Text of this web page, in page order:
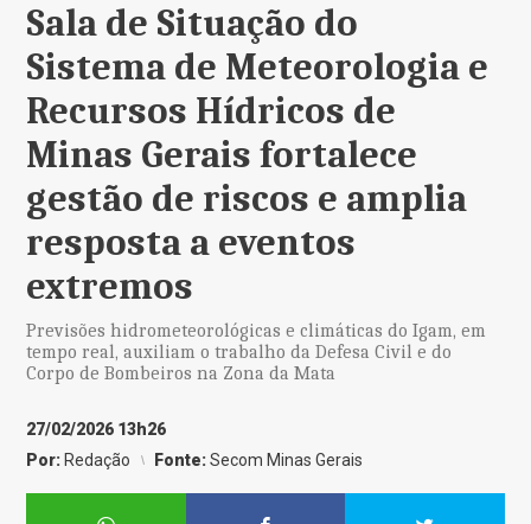
Sala de Situação do
Sistema de Meteorologia e
Recursos Hídricos de
Minas Gerais fortalece
gestão de riscos e amplia
resposta a eventos
extremos
Previsões hidrometeorológicas e climáticas do Igam, em
tempo real, auxiliam o trabalho da Defesa Civil e do
Corpo de Bombeiros na Zona da Mata
27/02/2026 13h26
Por: Redação Fonte:Secom Minas Gerais